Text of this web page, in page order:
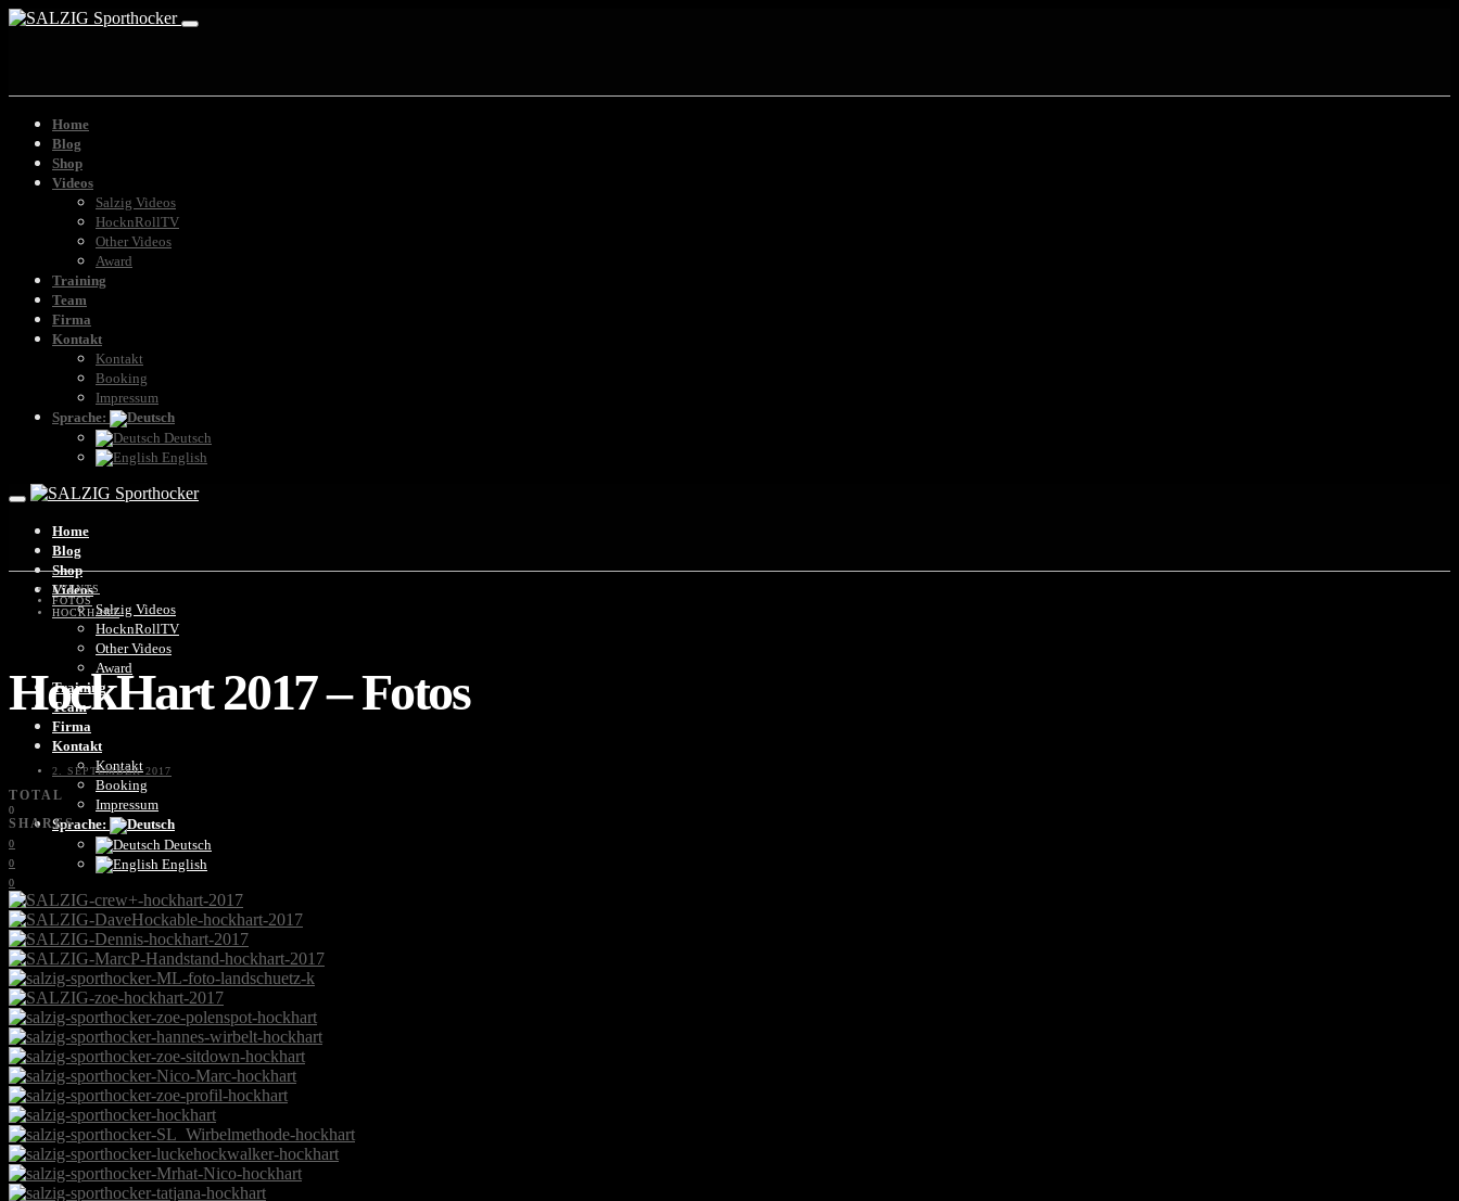
Home
Blog
Shop
Videos
Salzig Videos
HocknRollTV
Other Videos
Award
Training
Team
Firma
Kontakt
Kontakt
Booking
Impressum
Sprache:
Deutsch
English
Home
Blog
Shop
Videos
Salzig Videos
HocknRollTV
Other Videos
Award
Training
Team
Firma
Kontakt
Kontakt
Booking
Impressum
Sprache:
Deutsch
English
530
2K
197
3K
EVENTS
FOTOS
HOCKHART
HockHart 2017 – Fotos
2. SEPTEMBER 2017
TOTAL
0
SHARES
0
0
0